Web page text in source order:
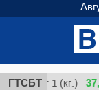
ГТСБТ
1 (кг.) 37,8 ТМТ